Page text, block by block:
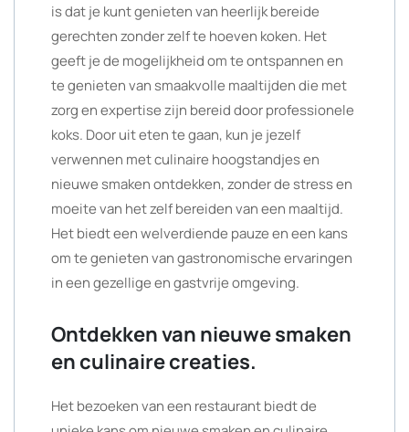
is dat je kunt genieten van heerlijk bereide
gerechten zonder zelf te hoeven koken. Het
geeft je de mogelijkheid om te ontspannen en
te genieten van smaakvolle maaltijden die met
zorg en expertise zijn bereid door professionele
koks. Door uit eten te gaan, kun je jezelf
verwennen met culinaire hoogstandjes en
nieuwe smaken ontdekken, zonder de stress en
moeite van het zelf bereiden van een maaltijd.
Het biedt een welverdiende pauze en een kans
om te genieten van gastronomische ervaringen
in een gezellige en gastvrije omgeving.
Ontdekken van nieuwe smaken
en culinaire creaties.
Het bezoeken van een restaurant biedt de